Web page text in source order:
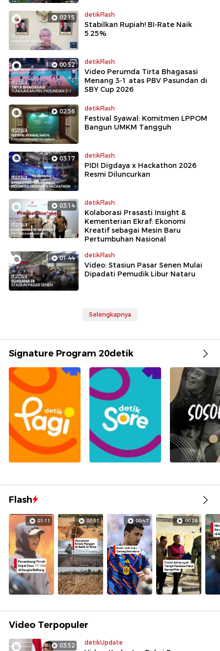
02:15 detikFlash
Stabilkan Rupiah! BI-Rate Naik
5.25%
00:52 detikFlash
Video Perumda Tirta Bhagasasi
Menang 3-1 atas PBV Pasundan di
SBY Cup 2026
02:56 detikFlash
Festival Syawal: Komitmen LPPOM
Bangun UMKM Tangguh
03:17 detikFlash
PIDI Digdaya x Hackathon 2026
Resmi Diluncurkan
03:14 detikFlash
Kolaborasi Prasasti Insight &
Kementerian Ekraf: Ekonomi
Kreatif sebagai Mesin Baru
Pertumbuhan Nasional
01:44 detikFlash
Video: Stasiun Pasar Senen Mulai
Dipadati Pemudik Libur Nataru
Selengkapnya
Signature Program 20detik
Flash
01:11 00:51 00:47 00:29
Video Terpopuler
03:52 detikUpdate